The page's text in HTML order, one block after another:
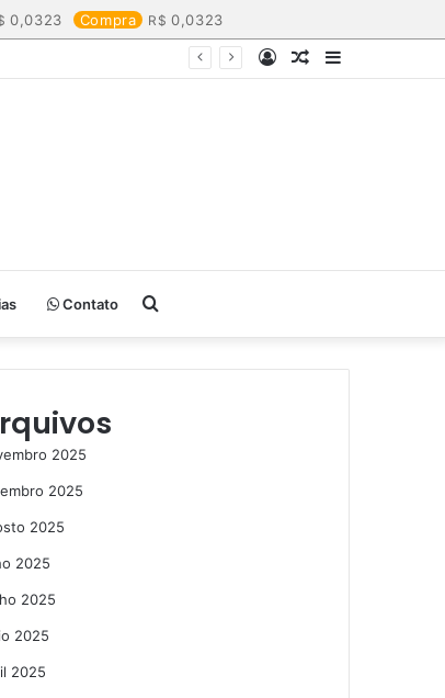
0,0323 Compra 0,0323
Barra
Artigo
Entrar
Contato Procurar
por
2025
2025
2025
2025
2025
2025
2025